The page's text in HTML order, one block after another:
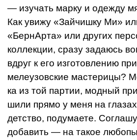
— изучать марку и одежду
Как увижу «Зайчишку Ми»
«БернАрта» или других
коллекции, сразу задаюсь
вдруг к его изготовлению
мелеузовские мастерицы?
ка из той партии, модный
шили прямо у меня на
детство, подумаете.
добавить — на такое